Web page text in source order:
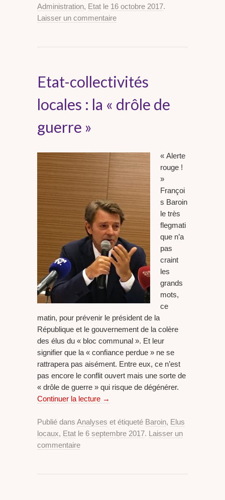
Administration, Etat le 16 octobre 2017.
Laisser un commentaire
Etat-collectivités
locales : la « drôle de
guerre »
« Alerte
rouge !
»
Françoi
s Baroin
le très
flegmati
que n’a
pas
craint
les
grands
mots,
ce
matin, pour prévenir le président de la
République et le gouvernement de la colère
des élus du « bloc communal ». Et leur
signifier que la « confiance perdue » ne se
rattrapera pas aisément. Entre eux, ce n’est
pas encore le conflit ouvert mais une sorte de
« drôle de guerre » qui risque de dégénérer.
Continuer la lecture →
Publié dans Analyses et étiqueté Baroin, Elus
locaux, Etat le 6 septembre 2017. Laisser un
commentaire